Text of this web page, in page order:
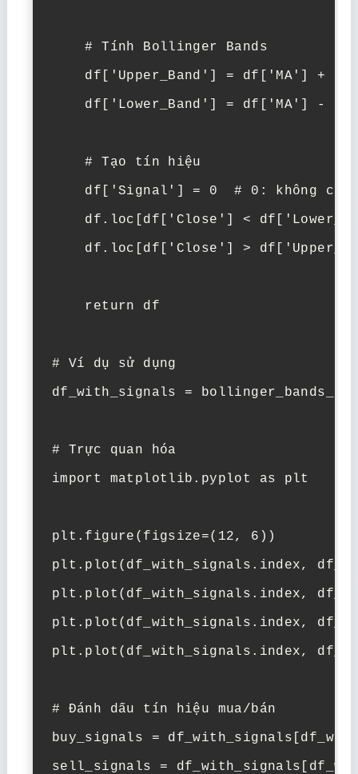
    # Tính Bollinger Bands
df['Upper_Band'] = df['MA'] +
df['Lower_Band'] = df['MA'] -
    # Tạo tín hiệu
df['Signal'] = 0  # 0: không có
df.loc[df['Close'] <
df.loc[df['Close'] >
    return df
# Ví dụ sử dụng
df_with_signals =
# Trực quan hóa
import matplotlib.pyplot as plt
plt.figure(figsize=(12, 6))
plt.plot(df_with_signals.index,
plt.plot(df_with_signals.index,
plt.plot(df_with_signals.index,
plt.plot(df_with_signals.index,
# Đánh dấu tín hiệu mua/bán
buy_signals =
sell_signals =